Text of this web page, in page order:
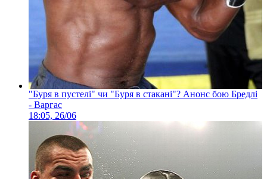
"Буря в пустелі" чи "Буря в стакані"? Анонс бою Бредлі
- Варгас
18:05, 26/06